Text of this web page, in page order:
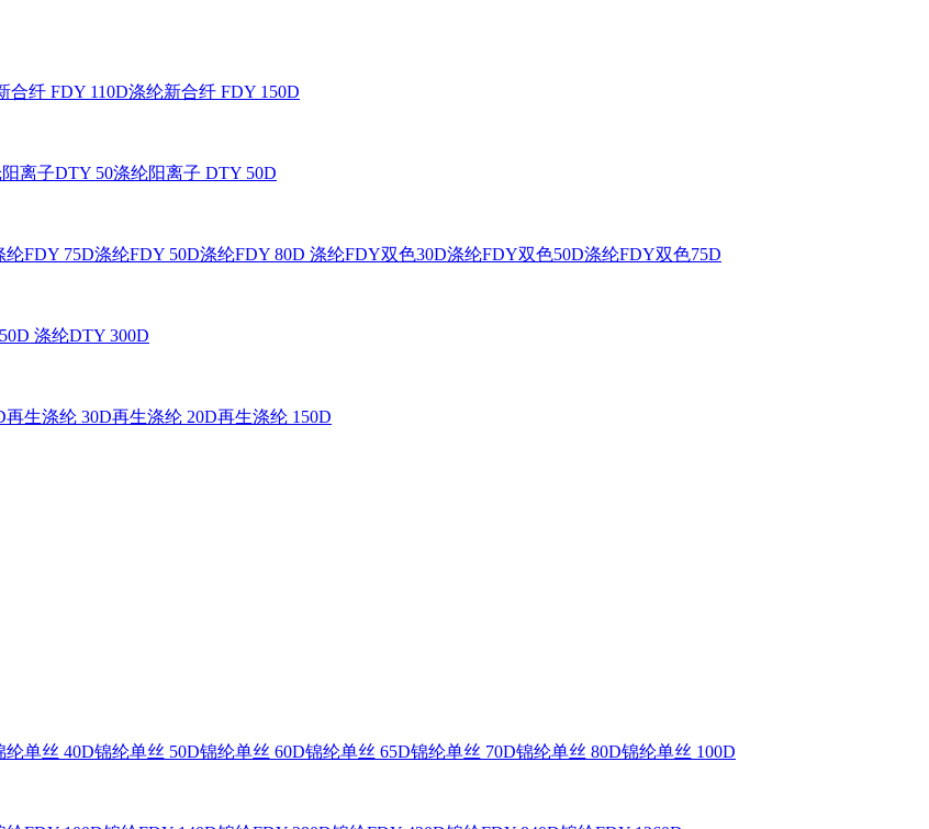
合纤 FDY 110D涤纶新合纤 FDY 150D
离子DTY 50涤纶阳离子 DTY 50D
纶FDY 75D涤纶FDY 50D涤纶FDY 80D 涤纶FDY双色30D涤纶FDY双色50D涤纶FDY双色75D
涤纶DTY 300D
再生涤纶 30D再生涤纶 20D再生涤纶 150D
纶单丝 40D锦纶单丝 50D锦纶单丝 60D锦纶单丝 65D锦纶单丝 70D锦纶单丝 80D锦纶单丝 100D